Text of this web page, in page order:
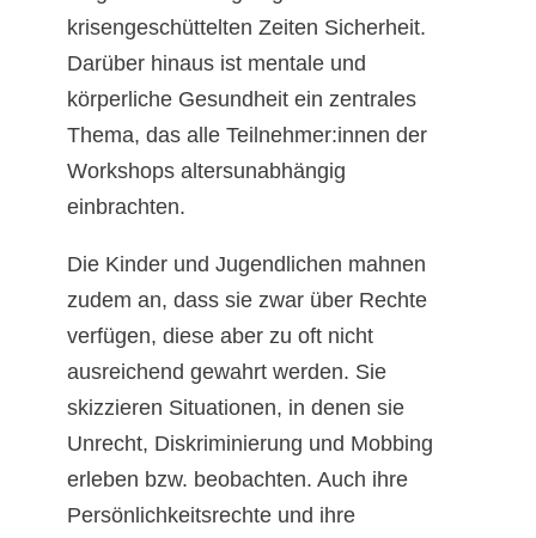
krisengeschüttelten Zeiten Sicherheit.
Darüber hinaus ist mentale und
körperliche Gesundheit ein zentrales
Thema, das alle Teilnehmer:innen der
Workshops altersunabhängig
einbrachten.
Die Kinder und Jugendlichen mahnen
zudem an, dass sie zwar über Rechte
verfügen, diese aber zu oft nicht
ausreichend gewahrt werden. Sie
skizzieren Situationen, in denen sie
Unrecht, Diskriminierung und Mobbing
erleben bzw. beobachten. Auch ihre
Persönlichkeitsrechte und ihre